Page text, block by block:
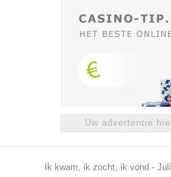
Uw advertentie
Ik kwam, ik zocht, ik vond -